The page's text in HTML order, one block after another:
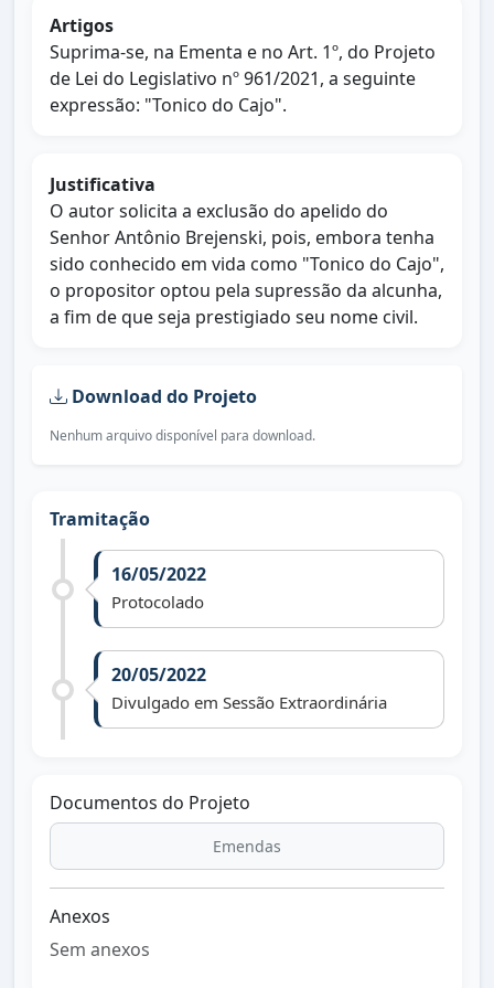
Artigos
Suprima-se, na Ementa e no Art. 1º, do Projeto
de Lei do Legislativo nº 961/2021, a seguinte
expressão: "Tonico do Cajo".
Justificativa
O autor solicita a exclusão do apelido do
Senhor Antônio Brejenski, pois, embora tenha
sido conhecido em vida como "Tonico do Cajo",
o propositor optou pela supressão da alcunha,
a fim de que seja prestigiado seu nome civil.
Download do Projeto
Nenhum arquivo disponível para download.
Tramitação
16/05/2022
Protocolado
20/05/2022
Divulgado em Sessão Extraordinária
Documentos do Projeto
Emendas
Anexos
Sem anexos